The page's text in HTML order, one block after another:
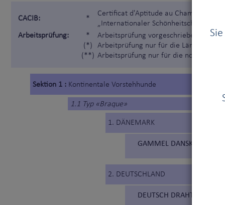
CACIB: *
Certificat d'Aptitude au Championnat
„Internationaler Schönheitschampion“)
Arbeitsprüfung:
*
(*)
(**)
Arbeitsprüfung vorgeschrieben
Arbeitprüfung nur für die Länder, die
Arbeitsprüfung nur für die nordischen
Sektion 1 : Kontinentale Vorstehhunde
1.1 Typ «Braque»
1. DÄNEMARK
GAMMEL DANSK
2. DEUTSCHLAND
DEUTSCH DRAHTHAAR